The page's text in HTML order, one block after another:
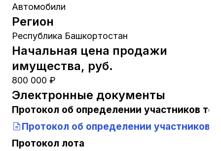
Автомобили
Регион
Республика Башкортостан
Начальная цена продажи
имущества, руб.
800 000 ₽
Электронные документы
Протокол об определении участников
Протокол об определении участников
Протокол лота